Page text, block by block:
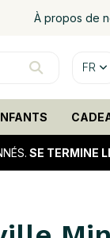
À propos de
FR
SE TERMINE